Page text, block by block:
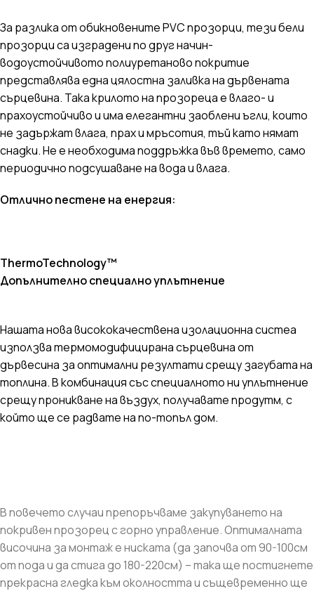
За разлика от обикновените PVC прозорци, тези бели
прозорци са изградени по друг начин-
водоустойчивото полиуретаново покритие
представлява една цялостна заливка на дървената
сърцевина. Така крилото на прозореца е влаго- и
прахоустойчиво и има елегантни заоблени ъгли, които
не задържат влага, прах и мръсотия, тъй като нямат
снадки. Не е необходима поддръжка във времето, само
периодично подсушаване на вода и влага.
Отлично пестене на енергия:
ThermoTechnology™
Допълнително специално уплътнение
Нашата нова висококачествена изолационна систеа
използва термомодифицирана сърцевина от
дървесина за оптимални резултати срещу загубата на
топлина. В комбинация със специалното ни уплътнение
срещу проникване на въздух, получавате продутм, с
който ще се радвате на по-топъл дом.
В повечето случаи препоръчваме закупуването на
покривен прозорец с горно управление. Оптималната
височина за монтаж е ниската (да започва от 90-100см
от пода и да стига до 180-220см) – така ще постигнете
прекрасна гледка към околността и същевременно ще